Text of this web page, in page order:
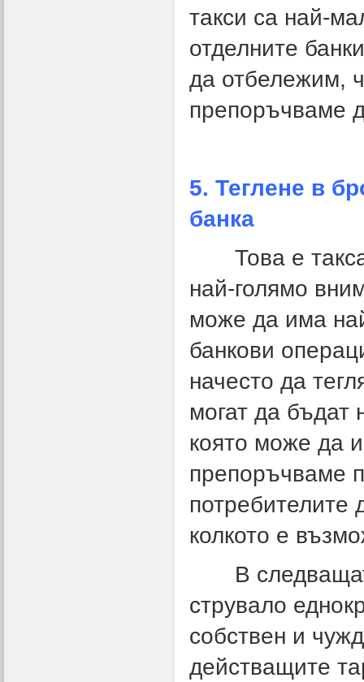
такси са най-
отделните
да отбележим,
препоръчваме
5. Теглене в
банка
Това е
най-голямо
може да има
банкови
начесто да
могат да бъдат
която може да
препоръчваме
потребителите
колкото е
В
струвало
собствен и
действащите